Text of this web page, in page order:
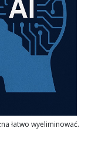
łatwo wyeliminować.